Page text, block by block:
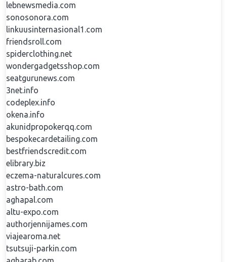
lebnewsmedia.com
sonosonora.com
linkuusinternasional1.com
friendsroll.com
spiderclothing.net
wondergadgetsshop.com
seatgurunews.com
3net.info
codeplex.info
okena.info
akunidpropokerqq.com
bespokecardetailing.com
bestfriendscredit.com
elibrary.biz
eczema-naturalcures.com
astro-bath.com
aghapal.com
altu-expo.com
authorjennijames.com
viajearoma.net
tsutsuji-parkin.com